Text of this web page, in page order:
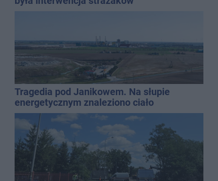
Tragedia pod Janikowem. Na słupie
energetycznym znaleziono ciało
mężczyzny